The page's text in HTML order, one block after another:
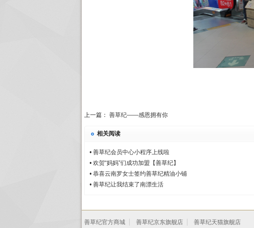
上一篇： 善草纪——感恩拥有你
相关阅读
• 善草纪会员中心小程序上线啦
• 欢贺“妈妈”们成功加盟【善草纪】
• 恭喜云南罗女士签约善草纪精油小铺
• 善草纪让我结束了南漂生活
善草纪官方商城 善草纪京东旗舰店 善草纪天猫旗舰店